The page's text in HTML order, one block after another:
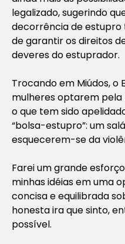
legalizado, sugerindo
decorrência de estupro
de garantir os direitos
deveres do estuprador.
Trocando em Miúdos,
mulheres optarem
o que tem sido
“bolsa-estupro”: um
esquecerem-se da
Farei um grande
minhas idéias em uma
concisa e equilibrada
honesta ira que sinto,
possível.